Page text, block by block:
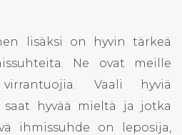
lisäksi on hyvin tärkeä
Ne ovat meille
Vaali hyviä
saat hyvää mieltä ja jotka
ihmissuhde on leposija,